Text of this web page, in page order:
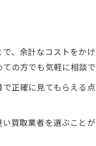
、余計なコストをか
の方でも気軽に相談で
正確に見てもらえる
買取業者を選ぶこと